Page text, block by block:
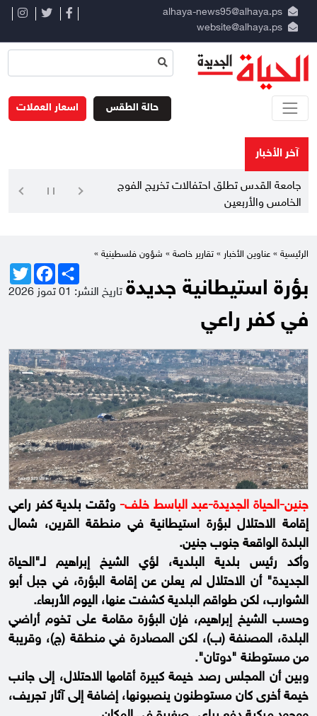
alhaya-news95@alhaya.ps
website@alhaya.ps
اسعار العملات حالة الطقس
آخر الأخبار
جامعة القدس تطلق احتفالات تخريج الفوج
الخامس والأربعين
الرئيسية » عناوين الأخبار » تقارير خاصة » شؤون فلسطينية »
FacebookShare
تاريخ النشر: 01 تموز 2026 بؤرة استيطانية جديدة
في كفر راعي
جنين-الحياة الجديدة-عبد الباسط خلف- وثقت بلدية كفر راعي
إقامة الاحتلال لبؤرة استيطانية في منطقة القرين، شمال
البلدة الواقعة جنوب جنين.
وأكد رئيس بلدية البلدية، لؤي الشيخ إبراهيم لـ"الحياة
الجديدة" أن الاحتلال لم يعلن عن إقامة البؤرة، في جبل أبو
الشوارب، لكن طواقم البلدية كشفت عنها، اليوم الأربعاء.
وحسب الشيخ إبراهيم، فإن البؤرة مقامة على تخوم أراضي
البلدة، المصنفة (ب)، لكن المصادرة في منطقة (ج)، وقريبة
من مستوطنة "دوتان".
وبين أن المجلس رصد خيمة كبيرة أقامها الاحتلال، إلى جانب
خيمة أخرى كان مستوطنون ينصبونها، إضافة إلى آثار تجريف،